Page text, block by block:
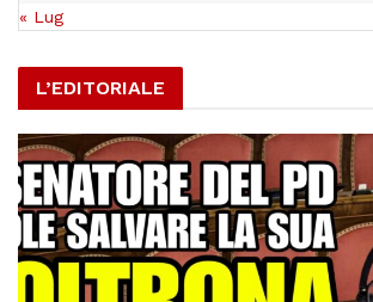
« Lug
L’EDITORIALE